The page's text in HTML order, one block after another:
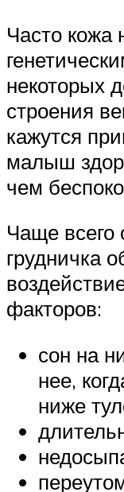
Часто кожа
некоторых
строения
кажутся
малыш
чем
Чаще всего
грудничка
факторов:
сон на
нее,
ниже